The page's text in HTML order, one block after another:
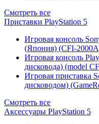
Смотреть все
Приставки PlayStation 5
Игровая консоль
(Япония) (CFI-
Игровая консоль
дисковода) (model
Игровая приставка
дисководом)
Смотреть все
Аксессуары PlayStation 5